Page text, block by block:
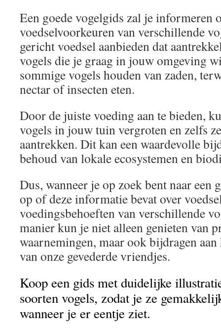
Een goede vogelgids zal je informeren
voedselvoorkeuren van verschillende
gericht voedsel aanbieden dat
vogels die je graag in jouw omgeving
sommige vogels houden van zaden,
nectar of insecten eten.
Door de juiste voeding aan te bieden,
vogels in jouw tuin vergroten en zelfs
aantrekken. Dit kan een waardevolle
behoud van lokale ecosystemen en
Dus, wanneer je op zoek bent naar een
op of deze informatie bevat over
voedingsbehoeften van verschillende
manier kun je niet alleen genieten van
waarnemingen, maar ook bijdragen
van onze gevederde vriendjes.
Koop een gids met duidelijke
soorten vogels, zodat je ze
wanneer je er eentje ziet.